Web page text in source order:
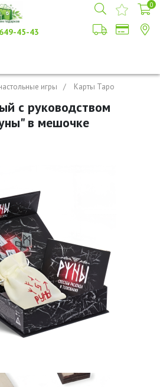
45-43
0
игры Карты Таро
с руководством
в мешочке